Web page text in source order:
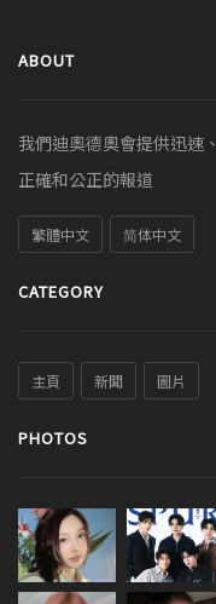
ABOUT
我們迪奧德奧會提供迅速、
正確和公正的報道
繁體中文 简体中文
CATEGORY
主頁 新聞 圖片
PHOTOS